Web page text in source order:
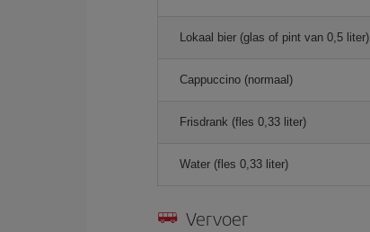
Lokaal bier (glas of pint van 0,5 liter)
Cappuccino (normaal)
Frisdrank (fles 0,33 liter)
Water (fles 0,33 liter)
Vervoer